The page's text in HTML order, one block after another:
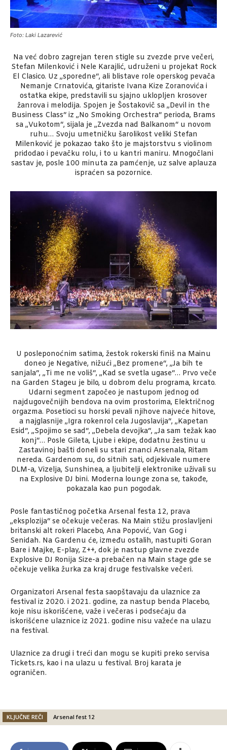
Foto: Laki Lazarević
Na već dobro zagrejan teren stigle su zvezde prve večeri,
Stefan Milenković i Nele Karajlić, udruženi u projekat Rock
El Clasico. Uz „sporedne“, ali blistave role operskog pevača
Nemanje Crnatovića, gitariste Ivana Kize Zoranovića i
ostatka ekipe, predstavili su sjajno uklopljen krosover
žanrova i melodija. Spojen je Šostakovič sa „Devil in the
Business Class“ iz „No Smoking Orchestra“ perioda, Brams
sa „Vukotom“, sijala je „Zvezda nad Balkanom“ u novom
ruhu… Svoju umetničku šarolikost veliki Stefan
Milenković je pokazao tako što je majstorstvu s violinom
pridodao i pevačku rolu, i to u kantri maniru. Mnogočlani
sastav je, posle 100 minuta za pamćenje, uz salve aplauza
ispraćen sa pozornice.
U posleponoćnim satima, žestok rokerski finiš na Mainu
doneo je Negative, nižući „Bez promene“, „Ja bih te
sanjala“, „Ti me ne voliš“, „Kad se svetla ugase“… Prvo veče
na Garden Stageu je bilo, u dobrom delu programa, krcato.
Udarni segment započeo je nastupom jednog od
najdugovečnijih bendova na ovim prostorima, Električnog
orgazma. Posetioci su horski pevali njihove najveće hitove,
a najglasnije „Igra rokenrol cela Jugoslavija“, „Kapetan
Esid“, „Spojimo se sad“, „Debela devojka“, „Ja sam težak kao
konj“… Posle Gileta, Ljube i ekipe, dodatnu žestinu u
Zastavinoj bašti doneli su stari znanci Arsenala, Ritam
nereda. Gardenom su, do sitnih sati, odjekivale numere
DLM-a, Vizelja, Sunshinea, a ljubitelji elektronike uživali su
na Explosive DJ bini. Moderna lounge zona se, takođe,
pokazala kao pun pogodak.
Posle fantastičnog početka Arsenal festa 12, prava
„eksplozija“ se očekuje večeras. Na Main stižu proslavljeni
britanski alt rokeri Placebo, Ana Popović, Van Gog i
Senidah. Na Gardenu će, između ostalih, nastupiti Goran
Bare i Majke, E-play, Z++, dok je nastup glavne zvezde
Explosive DJ Ronija Size-a prebačen na Main stage gde se
očekuje velika žurka za kraj druge festivalske večeri.
Organizatori Arsenal festa saopštavaju da ulaznice za
festival iz 2020. i 2021. godine, za nastup benda Placebo,
koje nisu iskorišćene, važe i večeras i podsećaju da
iskorišćene ulaznice iz 2021. godine nisu važeće na ulazu
na festival.
Ulaznice za drugi i treći dan mogu se kupiti preko servisa
Tickets.rs, kao i na ulazu u festival. Broj karata je
ograničen.
KLJUČNE REČI Arsenal fest 12